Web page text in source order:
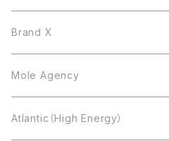
Brand X
Mole Agency
Atlantic（High Energy）